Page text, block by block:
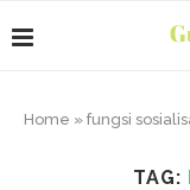
Home » fungsi
TAG: